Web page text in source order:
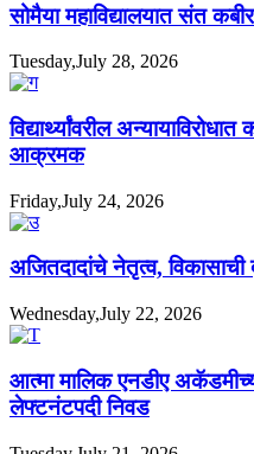
सोमैया महाविद्यालयात संत
Tuesday,July 28, 2026
विद्यार्थ्यांवरील
आक्रमक
Friday,July 24, 2026
अजितदादांचे नेतृत्व, विकासाची
Wednesday,July 22, 2026
आत्मा मालिक एनडीए
लेफ्टनंटपदी निवड